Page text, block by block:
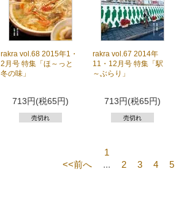
rakra vol.68 2015年1・
2月号 特集「ほ～っと
冬の味」
713円(税65円)
売切れ
rakra vol.67 2014年
11・12月号 特集「駅
～ぶらり」
713円(税65円)
売切れ
<<前へ
1
...
2 3 4 5